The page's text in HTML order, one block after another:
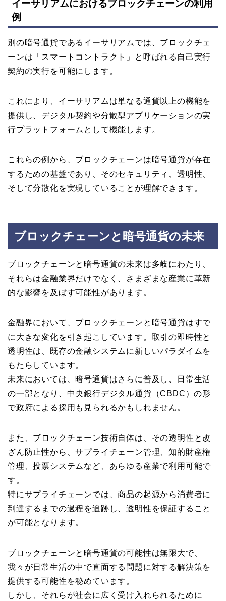
イーサリアムにおけるブロックチェーンの利用
例
別の暗号通貨であるイーサリアムでは、ブロックチェ
ーンは「スマートコントラクト」と呼ばれる自己実行
契約の実行を可能にします。
これにより、イーサリアムは単なる通貨以上の機能を
提供し、デジタル契約や分散型アプリケーションの実
行プラットフォームとして機能します。
これらの例から、ブロックチェーンは暗号通貨が存在
するための基盤であり、そのセキュリティ、透明性、
そして分散化を実現していることが理解できます。
ブロックチェーンと暗号通貨の未来
ブロックチェーンと暗号通貨の未来は多岐にわたり、
それらは金融業界だけでなく、さまざまな産業に革新
的な影響を及ぼす可能性があります。
金融界において、ブロックチェーンと暗号通貨はすで
に大きな変化を引き起こしています。取引の即時性と
透明性は、既存の金融システムに新しいパラダイムを
もたらしています。
未来においては、暗号通貨はさらに普及し、日常生活
の一部となり、中央銀行デジタル通貨（CBDC）の形
で政府による採用も見られるかもしれません。
また、ブロックチェーン技術自体は、その透明性と改
ざん防止性から、サプライチェーン管理、知的財産権
管理、投票システムなど、あらゆる産業で利用可能で
す。
特にサプライチェーンでは、商品の起源から消費者に
到達するまでの過程を追跡し、透明性を保証すること
が可能となります。
ブロックチェーンと暗号通貨の可能性は無限大で、
我々が日常生活の中で直面する問題に対する解決策を
提供する可能性を秘めています。
しかし、それらが社会に広く受け入れられるために